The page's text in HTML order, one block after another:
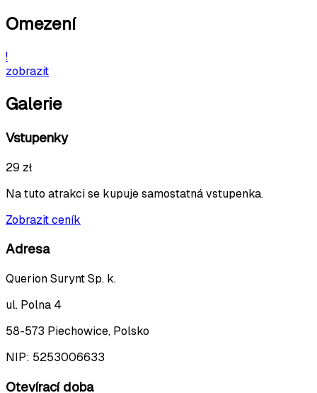
Omezení
!
zobrazit
Galerie
Vstupenky
29 zł
Na tuto atrakci se kupuje samostatná vstupenka.
Zobrazit ceník
Adresa
Querion Surynt Sp. k.
ul. Polna 4
58-573 Piechowice, Polsko
NIP: 5253006633
Otevírací doba